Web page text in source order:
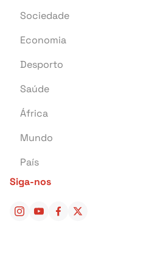
Sociedade
Economia
Desporto
Saúde
África
Mundo
País
Siga-nos